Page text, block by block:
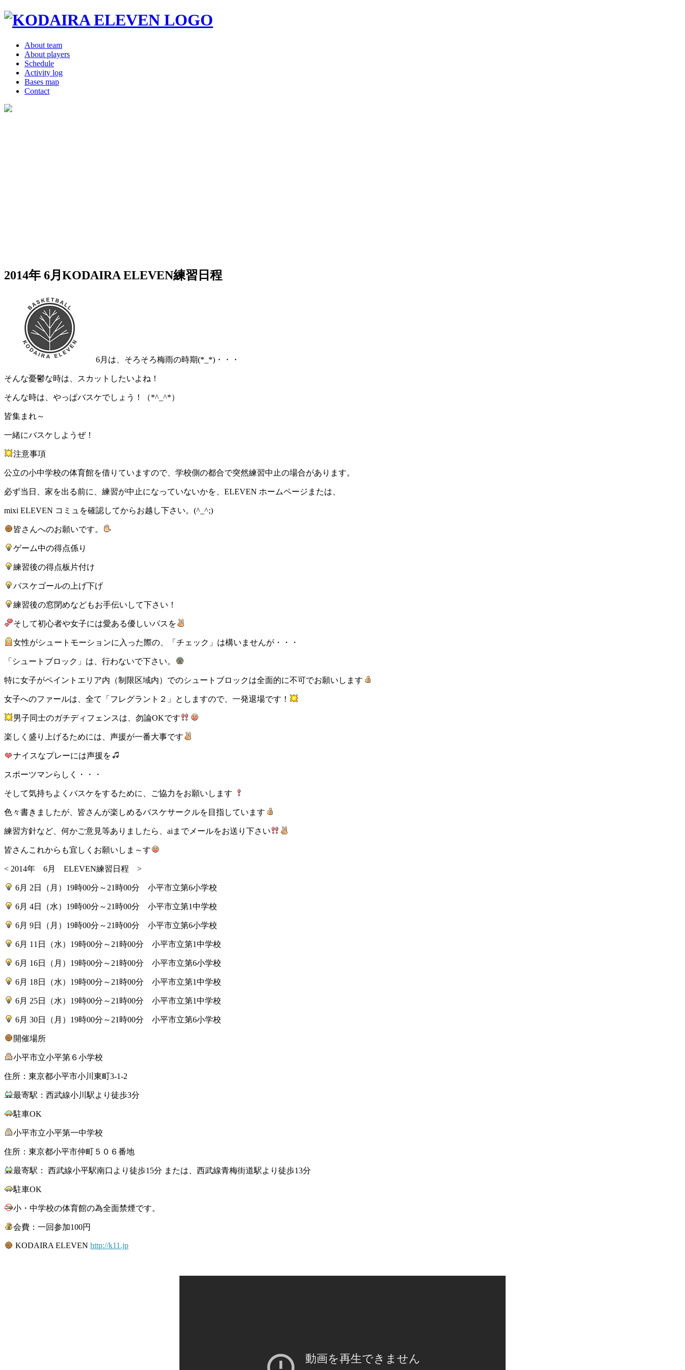
About team
About players
Schedule
Activity log
Bases map
Contact
2014年 6月KODAIRA ELEVEN練習日程
6月は、そろそろ梅雨の時期(*_*)・・・
そんな憂鬱な時は、スカットしたいよね！
そんな時は、やっぱバスケでしょう！（*^_^*）
皆集まれ～
一緒にバスケしようぜ！
注意事項
公立の小中学校の体育館を借りていますので、学校側の都合で突然練習中止の場合があります。
必ず当日、家を出る前に、練習が中止になっていないかを、ELEVEN ホームページまたは、
mixi ELEVEN コミュを確認してからお越し下さい。(^_^;)
皆さんへのお願いです。
ゲーム中の得点係り
練習後の得点板片付け
バスケゴールの上げ下げ
練習後の窓閉めなどもお手伝いして下さい！
そして初心者や女子には愛ある優しいパスを
女性がシュートモーションに入った際の、「チェック」は構いませんが・・・
「シュートブロック」は、行わないで下さい。
特に女子がペイントエリア内（制限区域内）でのシュートブロックは全面的に不可でお願いします
女子へのファールは、全て「フレグラント２」としますので、一発退場です！
男子同士のガチディフェンスは、勿論OKです
楽しく盛り上げるためには、声援が一番大事です
ナイスなプレーには声援を
スポーツマンらしく・・・
そして気持ちよくバスケをするために、ご協力をお願いします
色々書きましたが、皆さんが楽しめるバスケサークルを目指しています
練習方針など、何かご意見等ありましたら、aiまでメールをお送り下さい
皆さんこれからも宜しくお願いしま～す
< 2014年 6月 ELEVEN練習日程 >
6月 2日（月）19時00分～21時00分 小平市立第6小学校
6月 4日（水）19時00分～21時00分 小平市立第1中学校
6月 9日（月）19時00分～21時00分 小平市立第6小学校
6月 11日（水）19時00分～21時00分 小平市立第1中学校
6月 16日（月）19時00分～21時00分 小平市立第6小学校
6月 18日（水）19時00分～21時00分 小平市立第1中学校
6月 25日（水）19時00分～21時00分 小平市立第1中学校
6月 30日（月）19時00分～21時00分 小平市立第6小学校
開催場所
小平市立小平第６小学校
住所：東京都小平市小川東町3-1-2
最寄駅：西武線小川駅より徒歩3分
駐車OK
小平市立小平第一中学校
住所：東京都小平市仲町５０６番地
最寄駅： 西武線小平駅南口より徒歩15分 または、西武線青梅街道駅より徒歩13分
駐車OK
小・中学校の体育館の為全面禁煙です。
会費：一回参加100円
KODAIRA ELEVENhttp://k11.jp